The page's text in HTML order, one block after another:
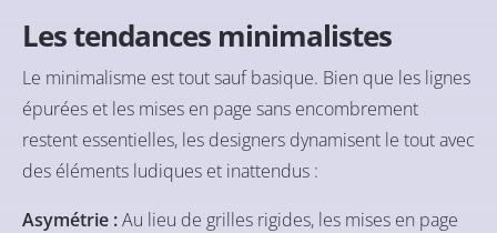
Les tendances minimalistes
Le minimalisme est tout sauf basique. Bien que les lignes
épurées et les mises en page sans encombrement
restent essentielles, les designers dynamisent le tout avec
des éléments ludiques et inattendus :
Asymétrie :Au lieu de grilles rigides, les mises en page